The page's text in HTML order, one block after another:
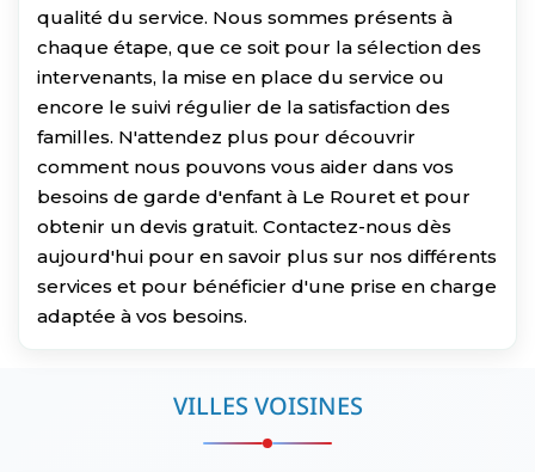
qualité du service. Nous sommes présents à
chaque étape, que ce soit pour la sélection des
intervenants, la mise en place du service ou
encore le suivi régulier de la satisfaction des
familles. N'attendez plus pour découvrir
comment nous pouvons vous aider dans vos
besoins de garde d'enfant à Le Rouret et pour
obtenir un devis gratuit. Contactez-nous dès
aujourd'hui pour en savoir plus sur nos différents
services et pour bénéficier d'une prise en charge
adaptée à vos besoins.
VILLES VOISINES